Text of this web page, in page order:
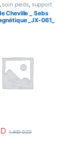
soin pieds, support
Cheville _ Sebs
_JX-061_
1,400DZD